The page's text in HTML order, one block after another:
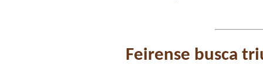
Feirense busca